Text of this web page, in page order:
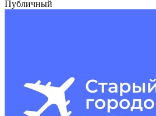
Публичный